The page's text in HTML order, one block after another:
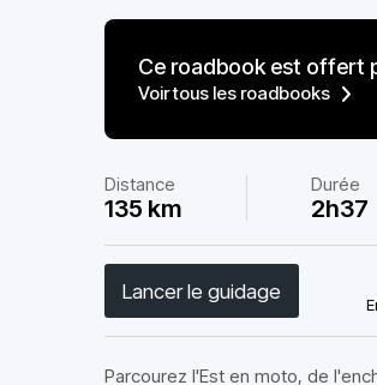
Ce roadbook est offert
Voir tous les roadbooks
Distance
135 km
Durée
2h37
Lancer le guidage
Parcourez l'Est en moto, de